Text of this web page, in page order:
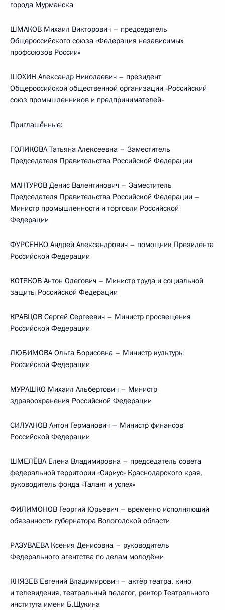
города Мурманска
ШМАКОВ Михаил Викторович – председатель
Общероссийского союза «Федерация независимых
профсоюзов России»
ШОХИН Александр Николаевич – президент
Общероссийской общественной организации «Российский
союз промышленников и предпринимателей»
Приглашённые:
ГОЛИКОВА Татьяна Алексеевна – Заместитель
Председателя Правительства Российской Федерации
МАНТУРОВ Денис Валентинович – Заместитель
Председателя Правительства Российской Федерации –
Министр промышленности и торговли Российской
Федерации
ФУРСЕНКО Андрей Александрович – помощник Президента
Российской Федерации
КОТЯКОВ Антон Олегович – Министр труда и социальной
защиты Российской Федерации
КРАВЦОВ Сергей Сергеевич – Министр просвещения
Российской Федерации
ЛЮБИМОВА Ольга Борисовна – Министр культуры
Российской Федерации
МУРАШКО Михаил Альбертович – Министр
здравоохранения Российской Федерации
СИЛУАНОВ Антон Германович – Министр финансов
Российской Федерации
ШМЕЛЁВА Елена Владимировна – председатель совета
федеральной территории «Сириус» Краснодарского края,
руководитель фонда «Талант и успех»
ФИЛИМОНОВ Георгий Юрьевич – временно исполняющий
обязанности губернатора Вологодской области
РАЗУВАЕВА Ксения Денисовна – руководитель
Федерального агентства по делам молодёжи
КНЯЗЕВ Евгений Владимирович – актёр театра, кино
и телевидения, театральный педагог, ректор Театрального
института имени Б.Щукина